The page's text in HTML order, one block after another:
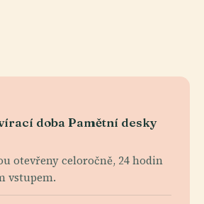
doba Pamětní desky
otevřeny celoročně, 24 hodin
vstupem.